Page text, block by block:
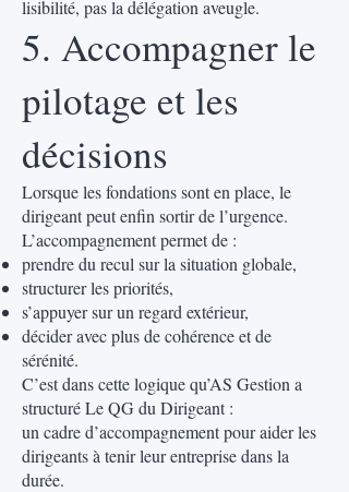
lisibilité, pas la délégation aveugle.
5. Accompagner le
pilotage et les
décisions
Lorsque les fondations sont en place, le
dirigeant peut enfin sortir de l’urgence.
L’accompagnement permet de :
prendre du recul sur la situation globale,
structurer les priorités,
s’appuyer sur un regard extérieur,
décider avec plus de cohérence et de
sérénité.
C’est dans cette logique qu’AS Gestion a
structuré Le QG du Dirigeant :
un cadre d’accompagnement pour aider les
dirigeants à tenir leur entreprise dans la
durée.